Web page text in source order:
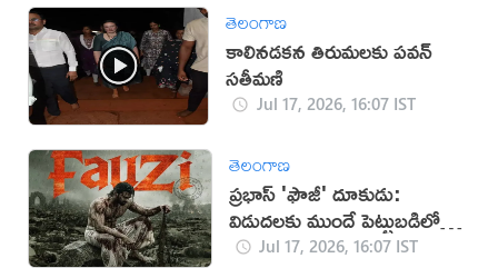
తెలంగాణ
కాలినడకన తిరుమలకు పవన్‌
సతీమణి
Jul 17, 2026, 16:07 IST
తెలంగాణ
ప్రభాస్ 'ఫౌజీ' దూకుడు:
విడుదలకు ముందే పెట్టుబడిలో
సగం రికవరీ!
Jul 17, 2026, 16:07 IST